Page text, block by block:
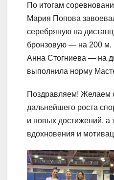
По итогам
Мария Попова
серебряную на
бронзовую — на 200 м.
Анна Стогниева — на
выполнила норму
Поздравляем! Желаем
дальнейшего роста
и новых достижений, а
вдохновения и